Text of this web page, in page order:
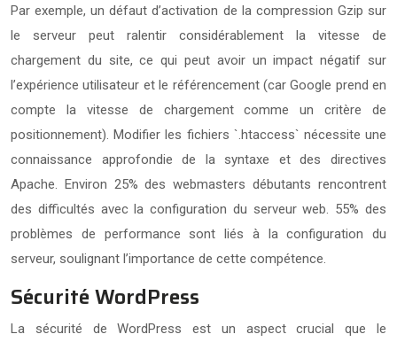
Par exemple, un défaut d’activation de la compression Gzip sur
le serveur peut ralentir considérablement la vitesse de
chargement du site, ce qui peut avoir un impact négatif sur
l’expérience utilisateur et le référencement (car Google prend en
compte la vitesse de chargement comme un critère de
positionnement). Modifier les fichiers `.htaccess` nécessite une
connaissance approfondie de la syntaxe et des directives
Apache. Environ 25% des webmasters débutants rencontrent
des difficultés avec la configuration du serveur web. 55% des
problèmes de performance sont liés à la configuration du
serveur, soulignant l’importance de cette compétence.
Sécurité WordPress
La sécurité de WordPress est un aspect crucial que le